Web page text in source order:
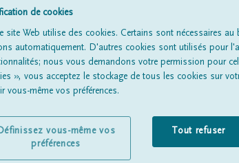
de cookies
site Web utilise des cookies. Certains sont nécessaires
automatiquement. D'autres cookies sont utilisés pour
nous vous demandons votre permission pour
», vous acceptez le stockage de tous les cookies sur
vous-même vos préférences.
Tout refuser
vous-même vos
préférences